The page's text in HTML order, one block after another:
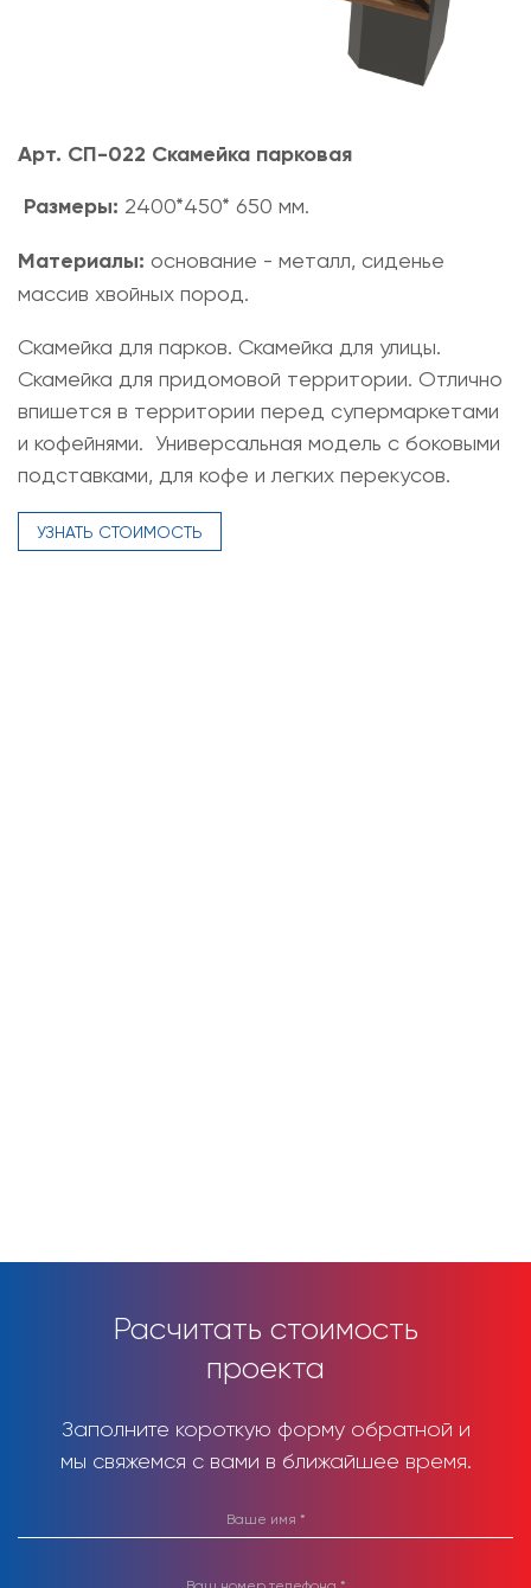
Арт. СП-022 Скамейка парковая
Размеры: 2400*450* 650 мм.
Материалы: основание - металл, сиденье
массив хвойных пород.
Скамейка для парков. Скамейка для улицы.
Скамейка для придомовой территории. Отлично
впишется в территории перед супермаркетами
и кофейнями. Универсальная модель с боковыми
подставками, для кофе и легких перекусов.
УЗНАТЬ СТОИМОСТЬ
Расчитать стоимость
проекта
Заполните короткую форму обратной и
мы свяжемся с вами в ближайшее время.